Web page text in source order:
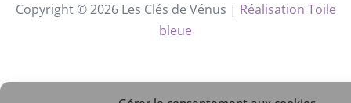
Copyright © 2026 Les Clés de Vénus | Réalisation Toile
bleue